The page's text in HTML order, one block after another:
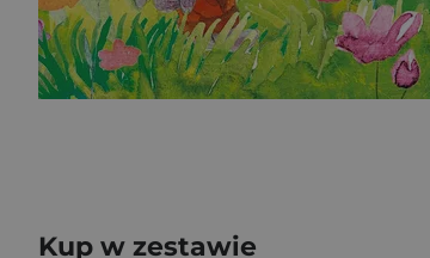
Kup w zestawie